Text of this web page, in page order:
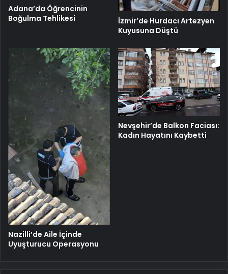
Adana’da Öğrencinin
Boğulma Tehlikesi
İzmir’de Hurdacı Artezyen
Kuyusuna Düştü
Nazilli’de Aile İçinde
Uyuşturucu Operasyonu
Nevşehir’de Balkon Faciası:
Kadın Hayatını Kaybetti